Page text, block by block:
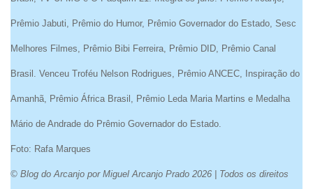
Prêmio Jabuti, Prêmio do Humor, Prêmio Governador do Estado, Sesc
Melhores Filmes, Prêmio Bibi Ferreira, Prêmio DID, Prêmio Canal
Brasil. Venceu Troféu Nelson Rodrigues, Prêmio ANCEC, Inspiração do
Amanhã, Prêmio África Brasil, Prêmio Leda Maria Martins e Medalha
Mário de Andrade do Prêmio Governador do Estado.
Foto: Rafa Marques
© Blog do Arcanjo por Miguel Arcanjo Prado 2026 | Todos os direitos